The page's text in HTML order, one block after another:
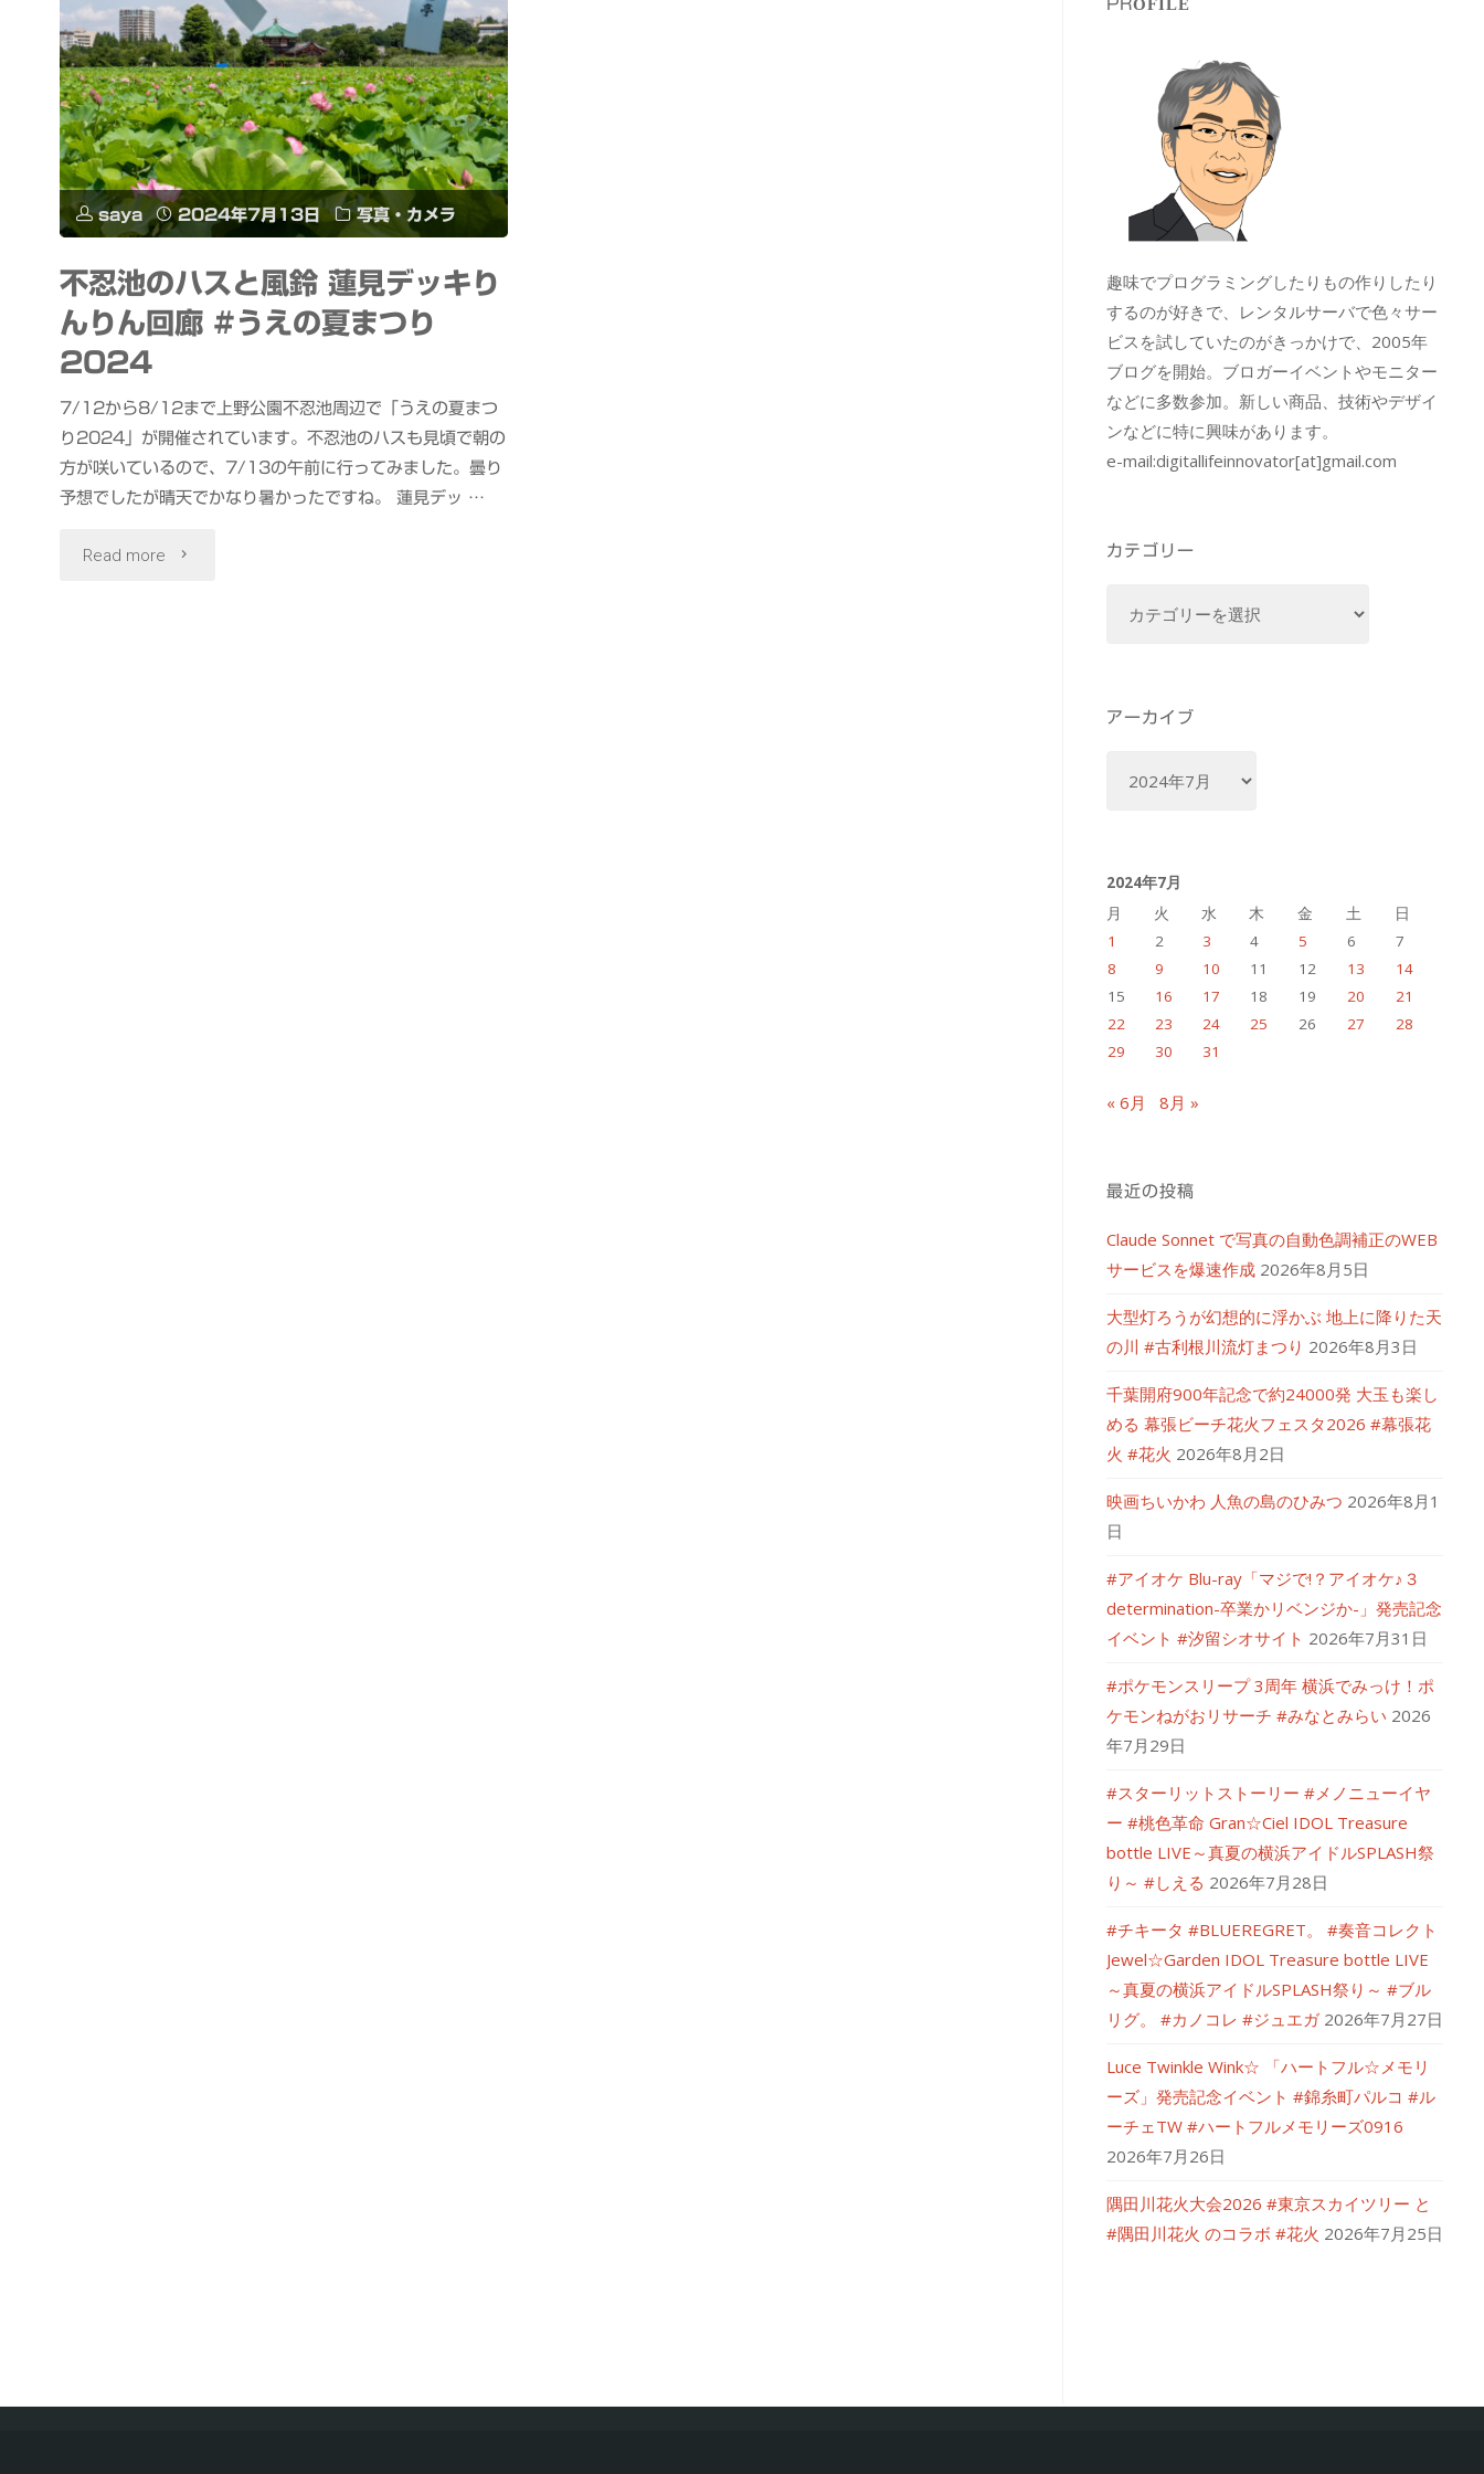
saya 2024年7月13日 写真・カメラ
不忍池のハスと風鈴 蓮見デッキり
んりん回廊 #うえの夏まつり
2024
7/12から8/12まで上野公園不忍池周辺で「うえの夏まつ
り2024」が開催されています。不忍池のハスも見頃で朝の
方が咲いているので、7/13の午前に行ってみました。曇り
予想でしたが晴天でかなり暑かったですね。 蓮見デッ …
Read more "不
PROFILE
趣味でプログラミングしたりもの作りしたり
するのが好きで、レンタルサーバで色々サー
ビスを試していたのがきっかけで、2005年
ブログを開始。ブロガーイベントやモニター
などに多数参加。新しい商品、技術やデザイ
ンなどに特に興味があります。
e-mail:digitallifeinnovator[at]gmail.com
カテゴリー
ー
アーカイブ
ブ
2024年7月
月
火 水 木 金 土
日
1
2 3 4 5 6
7
8
9 10 11 12 13
14
15
16 17 18 19 20
21
22
23 24 25 26 27
28
29
30 31
« 6月 8月 »
最近の投稿
Claude Sonnet で写真の自動色調補正のWEB
サービスを爆速作成 2026年8月5日
大型灯ろうが幻想的に浮かぶ 地上に降りた天
の川 #古利根川流灯まつり 2026年8月3日
千葉開府900年記念で約24000発 大玉も楽し
める 幕張ビーチ花火フェスタ2026 #幕張花
火 #花火 2026年8月2日
映画ちいかわ 人魚の島のひみつ 2026年8月1
日
#アイオケ Blu-ray「マジで!？アイオケ♪３
determination-卒業かリベンジか-」発売記念
イベント #汐留シオサイト 2026年7月31日
#ポケモンスリープ 3周年 横浜でみっけ！ポ
ケモンねがおリサーチ #みなとみらい 2026
年7月29日
#スターリットストーリー #メノニューイヤ
ー #桃色革命 Gran☆Ciel IDOL Treasure
bottle LIVE～真夏の横浜アイドルSPLASH祭
り～ #しえる 2026年7月28日
#チキータ #BLUEREGRET。 #奏音コレクト
Jewel☆Garden IDOL Treasure bottle LIVE
～真夏の横浜アイドルSPLASH祭り～ #ブル
リグ。 #カノコレ #ジュエガ 2026年7月27日
Luce Twinkle Wink☆ 「ハートフル☆メモリ
ーズ」発売記念イベント #錦糸町パルコ #ル
ーチェTW #ハートフルメモリーズ0916
2026年7月26日
隅田川花火大会2026 #東京スカイツリー と
#隅田川花火 のコラボ #花火 2026年7月25日